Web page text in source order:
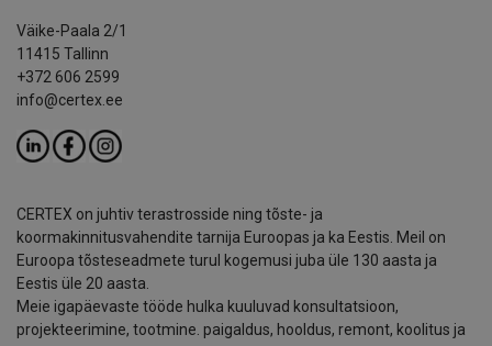
Väike-Paala 2/1
11415 Tallinn
+372 606 2599
info@certex.ee
CERTEX on juhtiv terastrosside ning tõste- ja
koormakinnitusvahendite tarnija Euroopas ja ka Eestis. Meil on
Euroopa tõsteseadmete turul kogemusi juba üle 130 aasta ja
Eestis üle 20 aasta.
Meie igapäevaste tööde hulka kuuluvad konsultatsioon,
projekteerimine, tootmine. paigaldus, hooldus, remont, koolitus ja